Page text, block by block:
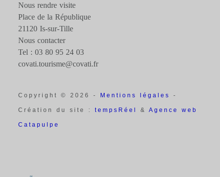
Nous rendre visite
Place de la République
21120 Is-sur-Tille
Nous contacter
Tel : 03 80 95 24 03
covati.tourisme@covati.fr
Copyright © 2026 - Mentions légales -
Création du site :tempsRéel&Agence web
Catapulpe